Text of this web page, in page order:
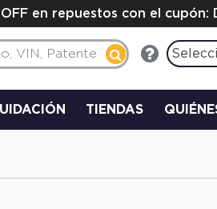
OFF en repuestos con el cupón:
TIENDAS